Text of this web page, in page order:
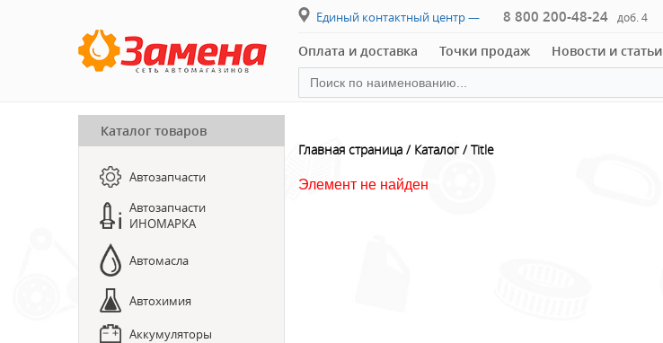
Единый контактный центр — 8 800 200-48-24 доб. 4
Оплата и доставка Точки продаж Новости и статьи
ПРЕДЗАКАЗ ЗАПЧАСТЕЙ
ЗАПИСЬ НА СТО
Каталог товаров
Автозапчасти
Автозапчасти
ИНОМАРКА
Автомасла
Автохимия
Аккумуляторы
Главная страница Каталог Title
Элемент не найден